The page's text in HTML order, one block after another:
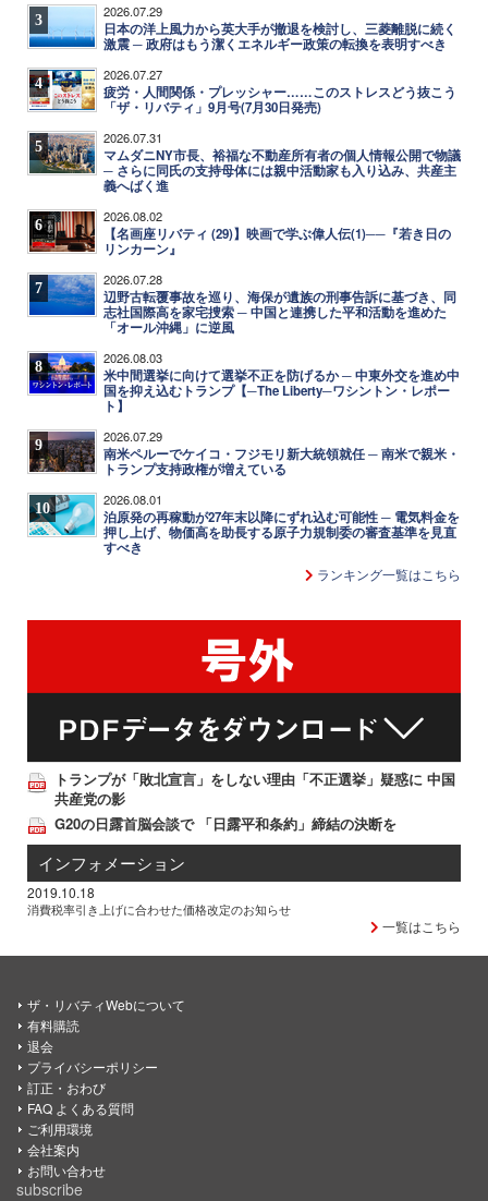
3 2026.07.29
日本の洋上風力から英大手が撤退を検討し、三菱離脱に続く
激震 ─ 政府はもう潔くエネルギー政策の転換を表明すべき
4 2026.07.27
疲労・人間関係・プレッシャー……このストレスどう抜こう
「ザ・リバティ」9月号(7月30日発売)
5 2026.07.31
マムダニNY市長、裕福な不動産所有者の個人情報公開で物議
─ さらに同氏の支持母体には親中活動家も入り込み、共産主
義へばく進
6 2026.08.02
【名画座リバティ (29)】映画で学ぶ偉人伝(1)──『若き日の
リンカーン』
7 2026.07.28
辺野古転覆事故を巡り、海保が遺族の刑事告訴に基づき、同
志社国際高を家宅捜索 ─ 中国と連携した平和活動を進めた
「オール沖縄」に逆風
8 2026.08.03
米中間選挙に向けて選挙不正を防げるか ─ 中東外交を進め中
国を抑え込むトランプ【─The Liberty─ワシントン・レポー
ト】
9 2026.07.29
南米ペルーでケイコ・フジモリ新大統領就任 ─ 南米で親米・
トランプ支持政権が増えている
10 2026.08.01
泊原発の再稼動が27年末以降にずれ込む可能性 ─ 電気料金を
押し上げ、物価高を助長する原子力規制委の審査基準を見直
すべき
ランキング一覧はこちら
トランプが「敗北宣言」をしない理由「不正選挙」疑惑に 中国
共産党の影
G20の日露首脳会談で 「日露平和条約」締結の決断を
インフォメーション
2019.10.18
消費税率引き上げに合わせた価格改定のお知らせ
一覧はこちら
ザ・リバティWebについて
有料購読
退会
プライバシーポリシー
訂正・おわび
FAQ よくある質問
ご利用環境
会社案内
お問い合わせ
subscribe